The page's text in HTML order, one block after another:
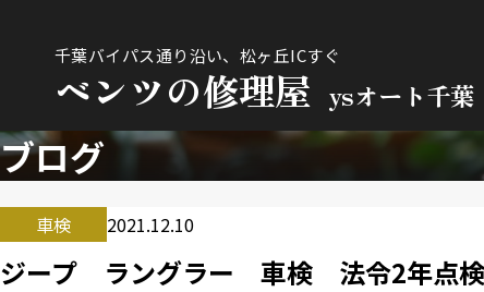
千葉バイパス通り沿い、松ヶ丘ICすぐ
ベンツの修理屋 ysオート千葉
ブログ
車検
2021.12.10
ジープ ラングラー 車検 法令2年点